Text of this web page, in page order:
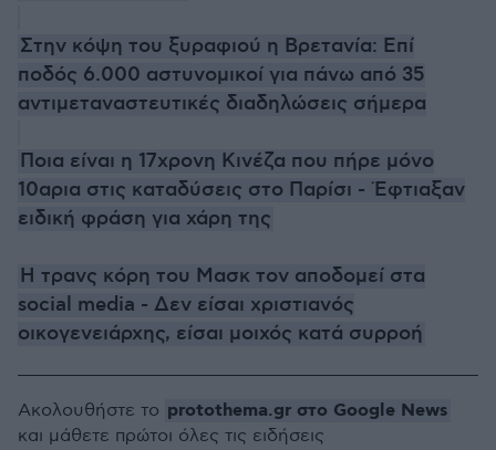
Στην κόψη του ξυραφιού η Βρετανία: Επί
ποδός 6.000 αστυνομικοί για πάνω από 35
αντιμεταναστευτικές διαδηλώσεις σήμερα
Ποια είναι η 17χρονη Κινέζα που πήρε μόνο
10αρια στις καταδύσεις στο Παρίσι - Έφτιαξαν
ειδική φράση για χάρη της
Η τρανς κόρη του Μασκ τον αποδομεί στα
social media - Δεν είσαι χριστιανός
οικογενειάρχης, είσαι μοιχός κατά συρροή
Ακολουθήστε το protothema.gr στο Google News
και μάθετε πρώτοι όλες τις ειδήσεις